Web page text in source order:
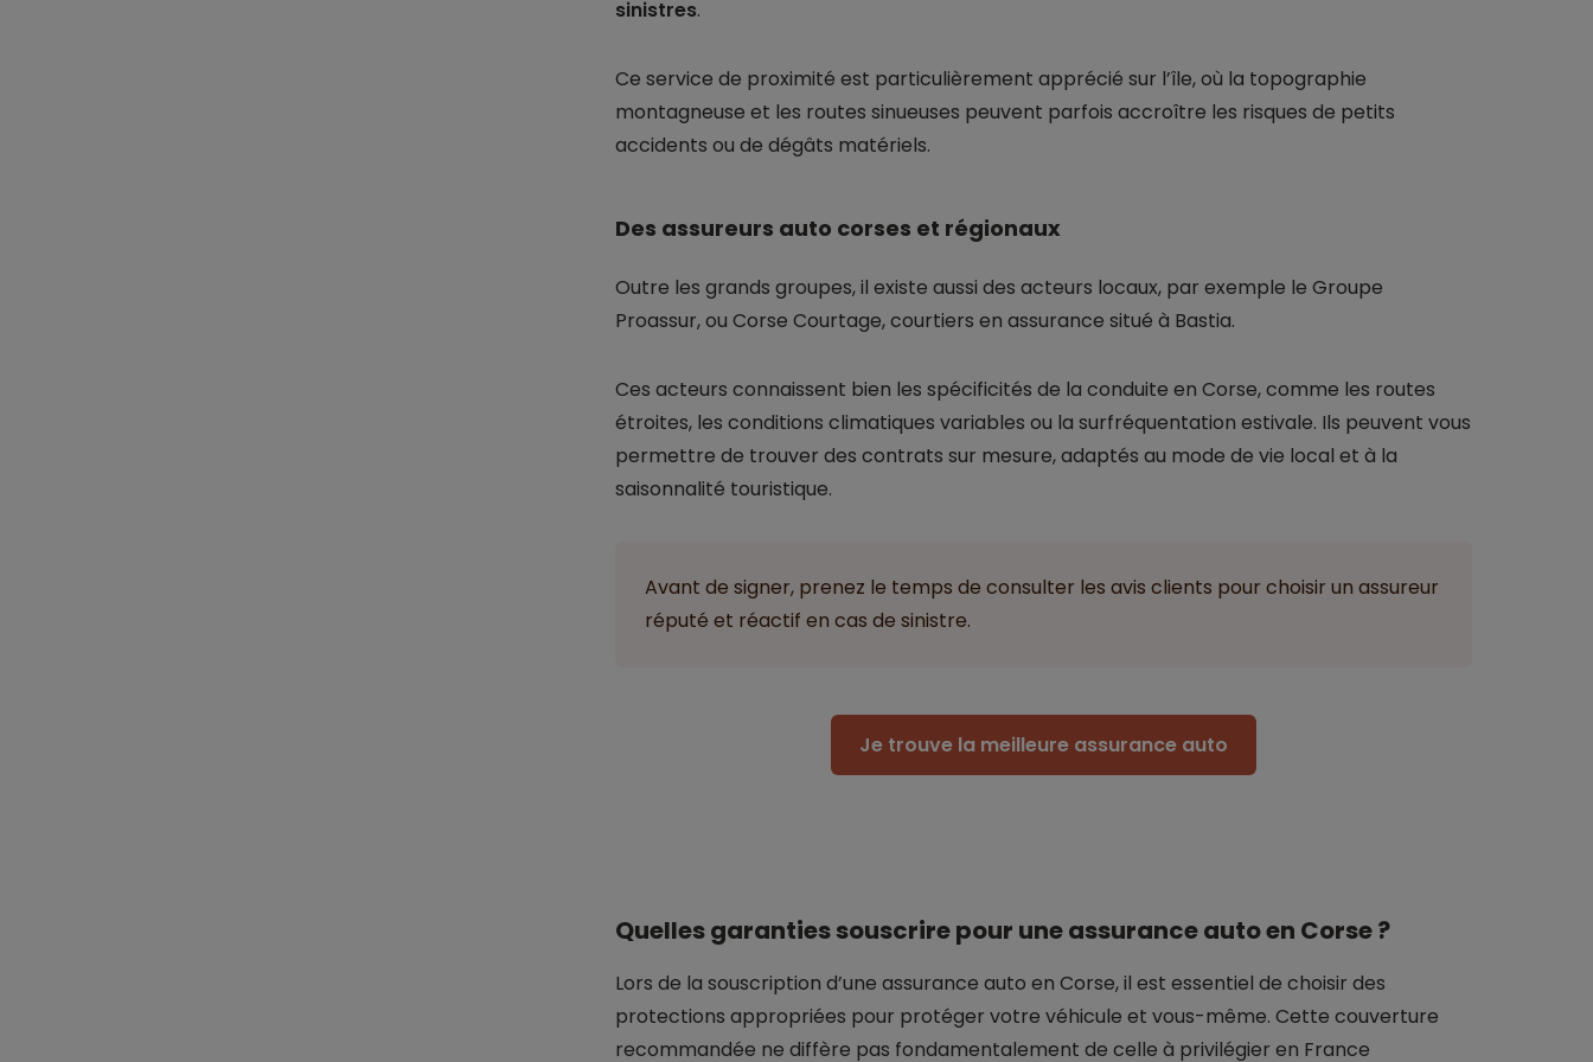
sinistres.
Ce service de proximité est particulièrement apprécié sur l’île, où la topographie
montagneuse et les routes sinueuses peuvent parfois accroître les risques de petits
accidents ou de dégâts matériels.
Des assureurs auto corses et régionaux
Outre les grands groupes, il existe aussi des acteurs locaux, par exemple le Groupe
Proassur, ou Corse Courtage, courtiers en assurance situé à Bastia.
Ces acteurs connaissent bien les spécificités de la conduite en Corse, comme les routes
étroites, les conditions climatiques variables ou la surfréquentation estivale. Ils peuvent vous
permettre de trouver des contrats sur mesure, adaptés au mode de vie local et à la
saisonnalité touristique.
Avant de signer, prenez le temps de consulter les avis clients pour choisir un assureur
réputé et réactif en cas de sinistre.
Je trouve la meilleure assurance auto
Quelles garanties souscrire pour une assurance auto en Corse ?
Lors de la souscription d’une assurance auto en Corse, il est essentiel de choisir des
protections appropriées pour protéger votre véhicule et vous-même. Cette couverture
recommandée ne diffère pas fondamentalement de celle à privilégier en France